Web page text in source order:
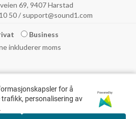
69, 9407 Harstad
50 / support@sound1.com
Business
inkluderer moms
for å
personalisering av
Powered by